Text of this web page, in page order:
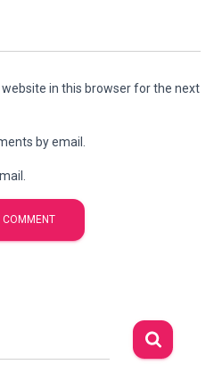
in this browser for the next
by email.